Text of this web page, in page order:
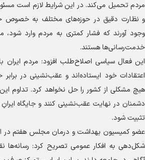
مردم تحمیل می‌کند. در این شرایط لازم است
و نظارت دقیق در حوزه‌های مختلف به خصوص
وجود آورند که فشار کمتری به مردم وارد شود،
خدمت‌رسانی‌ها هستند.
این فعال سیاسی اصلاح‌طلب افزود: مردم ایران
اعتقادات خود ایستاده‌اند و عقب‌نشینی در برابر
هیچ مشکلی از کشور را حل نخواهد کرد. تداوم
دشمنان در نهایت عقب‌نشینی کنند و جایگاه
تثبیت شود.
عضو کمیسیون بهداشت و درمان مجلس هفتم در
شکل‌دهی به افکار عمومی تصریح کرد: رسانه‌ها